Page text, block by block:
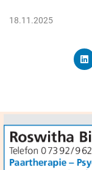
18.11.2025